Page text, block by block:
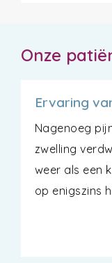
Onze
Ervaring
Nagenoeg
zwelling
weer als een
op enigszins